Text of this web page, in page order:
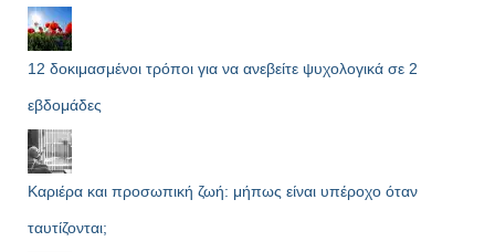
12 δοκιμασμένοι τρόποι για να ανεβείτε ψυχολογικά σε 2
εβδομάδες
Καριέρα και προσωπική ζωή: μήπως είναι υπέροχο όταν
ταυτίζονται;